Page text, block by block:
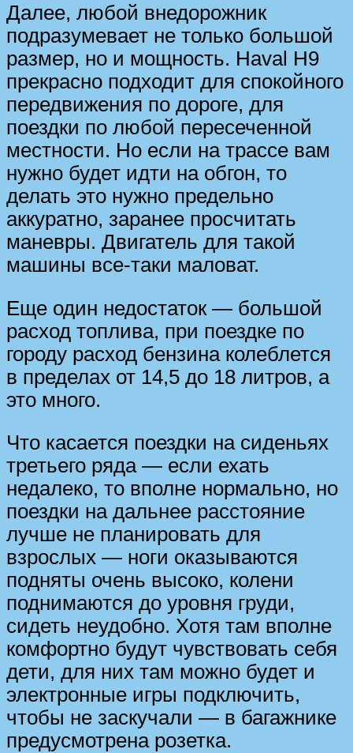
Далее, любой внедорожник
подразумевает не только большой
размер, но и мощность. Haval H9
прекрасно подходит для спокойного
передвижения по дороге, для
поездки по любой пересеченной
местности. Но если на трассе вам
нужно будет идти на обгон, то
делать это нужно предельно
аккуратно, заранее просчитать
маневры. Двигатель для такой
машины все-таки маловат.
Еще один недостаток — большой
расход топлива, при поездке по
городу расход бензина колеблется
в пределах от 14,5 до 18 литров, а
это много.
Что касается поездки на сиденьях
третьего ряда — если ехать
недалеко, то вполне нормально, но
поездки на дальнее расстояние
лучше не планировать для
взрослых — ноги оказываются
подняты очень высоко, колени
поднимаются до уровня груди,
сидеть неудобно. Хотя там вполне
комфортно будут чувствовать себя
дети, для них там можно будет и
электронные игры подключить,
чтобы не заскучали — в багажнике
предусмотрена розетка.